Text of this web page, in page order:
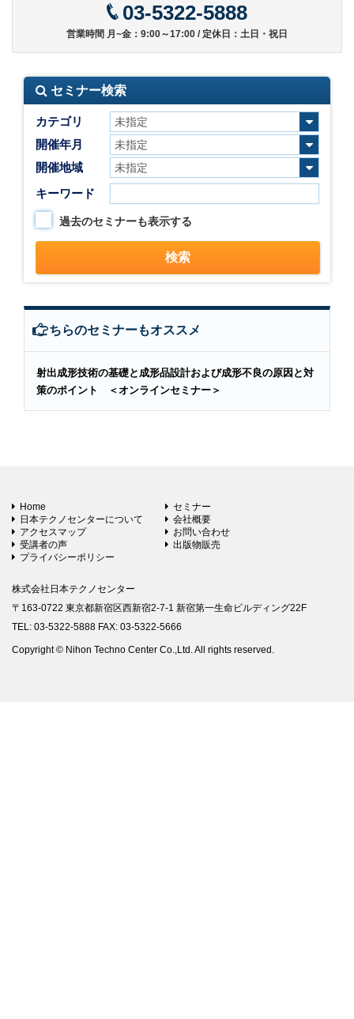
03-5322-5888
営業時間 月~金：9:00～17:00 / 定休日：土日・祝日
セミナー検索
カテゴリ
開催年月
開催地域
キーワード
過去のセミナーも表示する
こちらのセミナーもオススメ
射出成形技術の基礎と成形品設計および成形不良の原因と対
策のポイント ＜オンラインセミナー＞
Home
セミナー
日本テクノセンターについて
会社概要
アクセスマップ
お問い合わせ
受講者の声
出版物販売
プライバシーポリシー
株式会社日本テクノセンター
〒163-0722 東京都新宿区西新宿2-7-1 新宿第一生命ビルディング22F
TEL: 03-5322-5888 FAX: 03-5322-5666
Copyright © Nihon Techno Center Co.,Ltd. All rights reserved.